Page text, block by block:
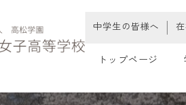
トップページ
中学生の皆様へ